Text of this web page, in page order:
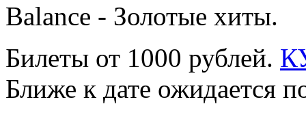
Balance - Золотые хиты.
Билеты от 1000 рублей.
Ближе к дате ожидается